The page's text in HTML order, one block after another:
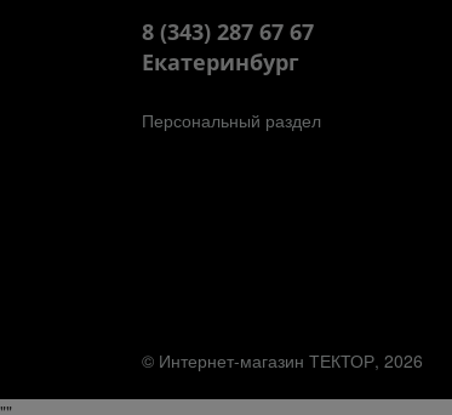
8 (343) 287 67 67
Екатеринбург
Персональный раздел
© Интернет-магазин ТЕКТОР, 2026